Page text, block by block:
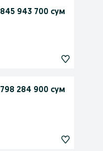
845 943 700 сум
798 284 900 сум